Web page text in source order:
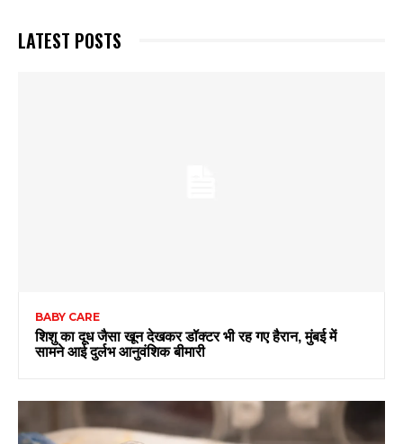
LATEST POSTS
BABY CARE
शिशु का दूध जैसा खून देखकर डॉक्टर भी रह गए हैरान, मुंबई में
सामने आई दुर्लभ आनुवंशिक बीमारी